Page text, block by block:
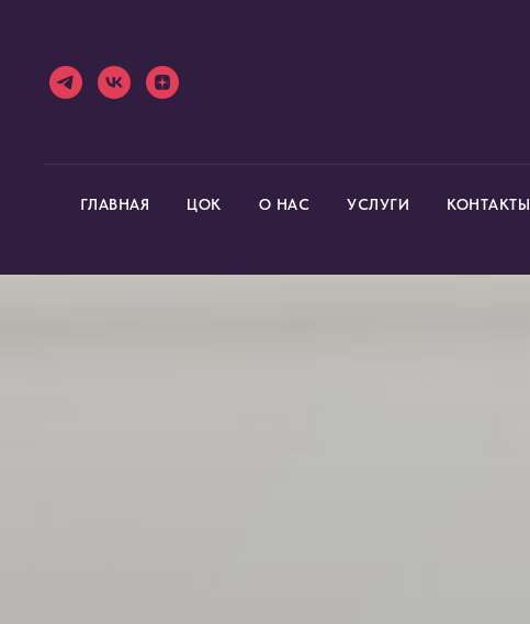
ГЛАВНАЯ ЦОК О НАС УСЛУГИ КОНТАКТЫ